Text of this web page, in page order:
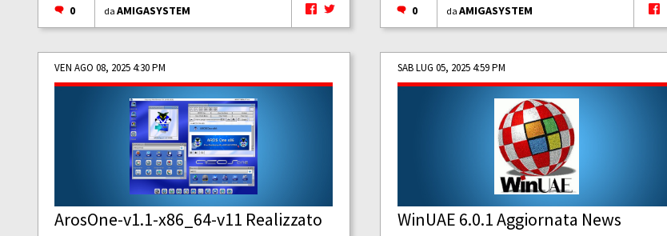
0
daAMIGASYSTEM 0 daAMIGASYSTEM
VEN AGO 08, 2025 4:30 PM
ArosOne-v1.1-x86_64-v11 Realizzato
SAB LUG 05, 2025 4:59 PM
WinUAE 6.0.1 Aggiornata News